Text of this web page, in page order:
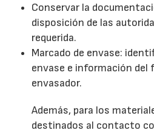
Conservar la
disposición de las
requerida.
Marcado de envase:
envase e información del
envasador.
Además, para los
destinados al contacto